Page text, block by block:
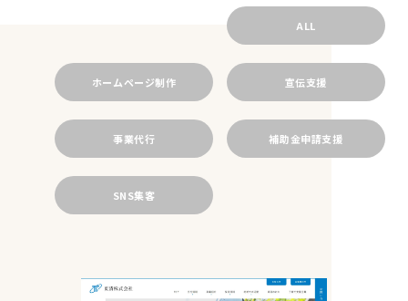
ALL
ホームページ制作 宣伝支援
事業代行 補助金申請支援
SNS集客